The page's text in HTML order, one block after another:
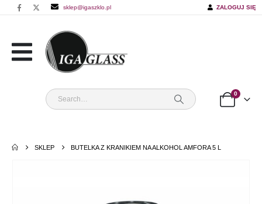
sklep@igaszklo.pl ZALOGUJ SIĘ
0
SKLEP BUTELKA Z KRANIKIEM NA ALKOHOL AMFORA 5 L